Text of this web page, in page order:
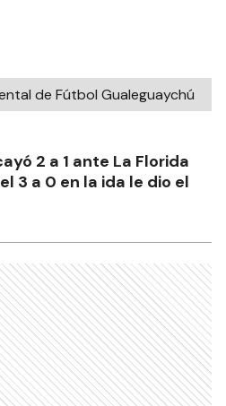
de Fútbol Gualeguaychú
2 a 1 ante La Florida
3 a 0 en la ida le dio el